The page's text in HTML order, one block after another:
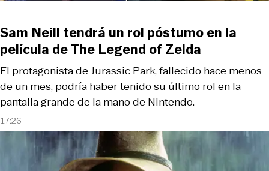
17:26
El protagonista de Jurassic Park, fallecido hace menos
de un mes, podría haber tenido su último rol en la
pantalla grande de la mano de Nintendo.
Sam Neill tendrá un rol póstumo en la
película de The Legend of Zelda